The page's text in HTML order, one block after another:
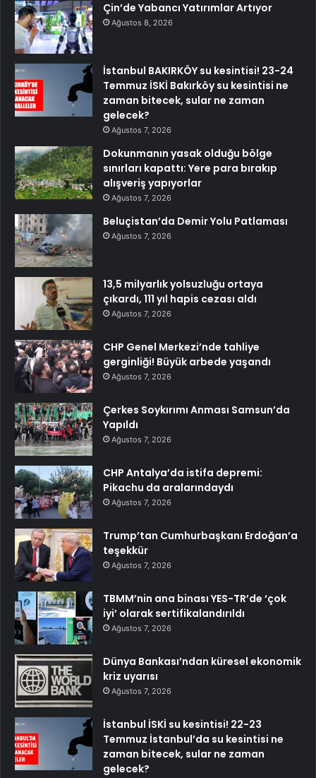
Çin’de Yabancı Yatırımlar Artıyor
Ağustos 8, 2026
İstanbul BAKIRKÖY su kesintisi! 23-24
Temmuz İSKİ Bakırköy su kesintisi ne
zaman bitecek, sular ne zaman
gelecek?
Ağustos 7, 2026
Dokunmanın yasak olduğu bölge
sınırları kapattı: Yere para bırakıp
alışveriş yapıyorlar
Ağustos 7, 2026
Beluçistan’da Demir Yolu Patlaması
Ağustos 7, 2026
13,5 milyarlık yolsuzluğu ortaya
çıkardı, 111 yıl hapis cezası aldı
Ağustos 7, 2026
CHP Genel Merkezi’nde tahliye
gerginliği! Büyük arbede yaşandı
Ağustos 7, 2026
Çerkes Soykırımı Anması Samsun’da
Yapıldı
Ağustos 7, 2026
CHP Antalya’da istifa depremi:
Pikachu da aralarındaydı
Ağustos 7, 2026
Trump’tan Cumhurbaşkanı Erdoğan’a
teşekkür
Ağustos 7, 2026
TBMM’nin ana binası YES-TR’de ‘çok
iyi’ olarak sertifikalandırıldı
Ağustos 7, 2026
Dünya Bankası’ndan küresel ekonomik
kriz uyarısı
Ağustos 7, 2026
İstanbul İSKİ su kesintisi! 22-23
Temmuz İstanbul’da su kesintisi ne
zaman bitecek, sular ne zaman
gelecek?